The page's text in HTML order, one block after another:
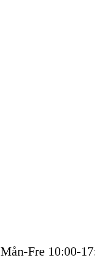
Mån-Fre 10:00-